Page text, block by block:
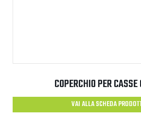
COPERCHIO PER
VAI ALLA SCHEDA